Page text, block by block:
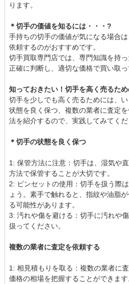
ります。
＊切手の価値を知るには・・・?
手持ちの切手の価値が気になる場合
依頼するのがおすすめです。
切手買取専門店では、専門知識を持
正確に判断し、適切な価格で買い取っ
知っておきたい！切手を高く売るた
切手を少しでも高く売るためには、い
状態を良く保つ、複数の業者に査定
法を紹介するので、実践してみてくだ
＊切手の状態を良く保つ
1: 保管方法に注意：切手は、湿気や
方法で保管することが大切です。
2: ピンセットの使用：切手を扱う際
ょう。素手で触れると、指紋や油脂
る可能性があります。
3: 汚れや傷を避ける：切手に汚れや
扱ってください。
複数の業者に査定を依頼する
1: 相見積もりを取る：複数の業者に
価格の相場を把握することができます